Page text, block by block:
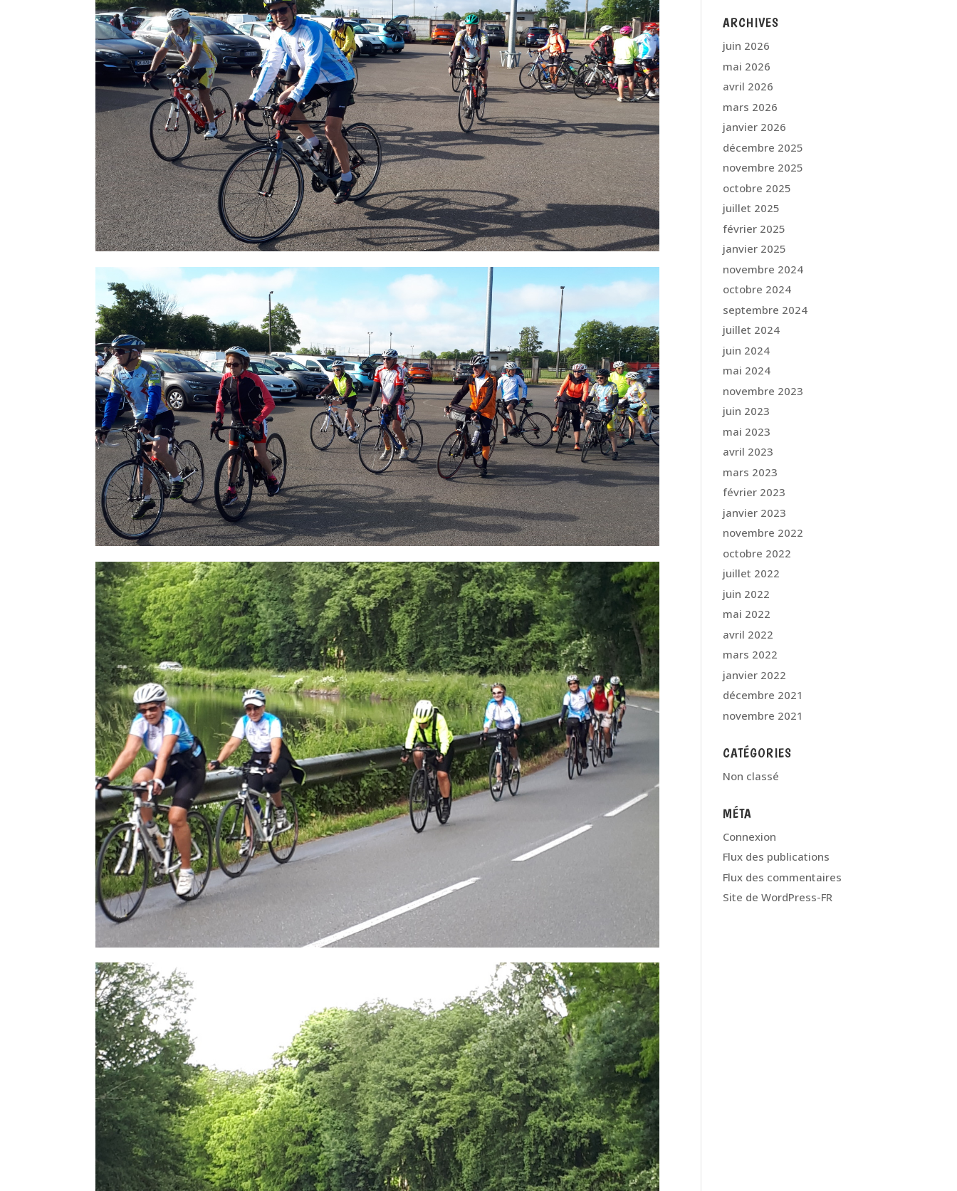
ARCHIVES
juin 2026
mai 2026
avril 2026
mars 2026
janvier 2026
décembre 2025
novembre 2025
octobre 2025
juillet 2025
février 2025
janvier 2025
novembre 2024
octobre 2024
septembre 2024
juillet 2024
juin 2024
mai 2024
novembre 2023
juin 2023
mai 2023
avril 2023
mars 2023
février 2023
janvier 2023
novembre 2022
octobre 2022
juillet 2022
juin 2022
mai 2022
avril 2022
mars 2022
janvier 2022
décembre 2021
novembre 2021
CATÉGORIES
Non classé
MÉTA
Connexion
Flux des publications
Flux des commentaires
Site de WordPress-FR